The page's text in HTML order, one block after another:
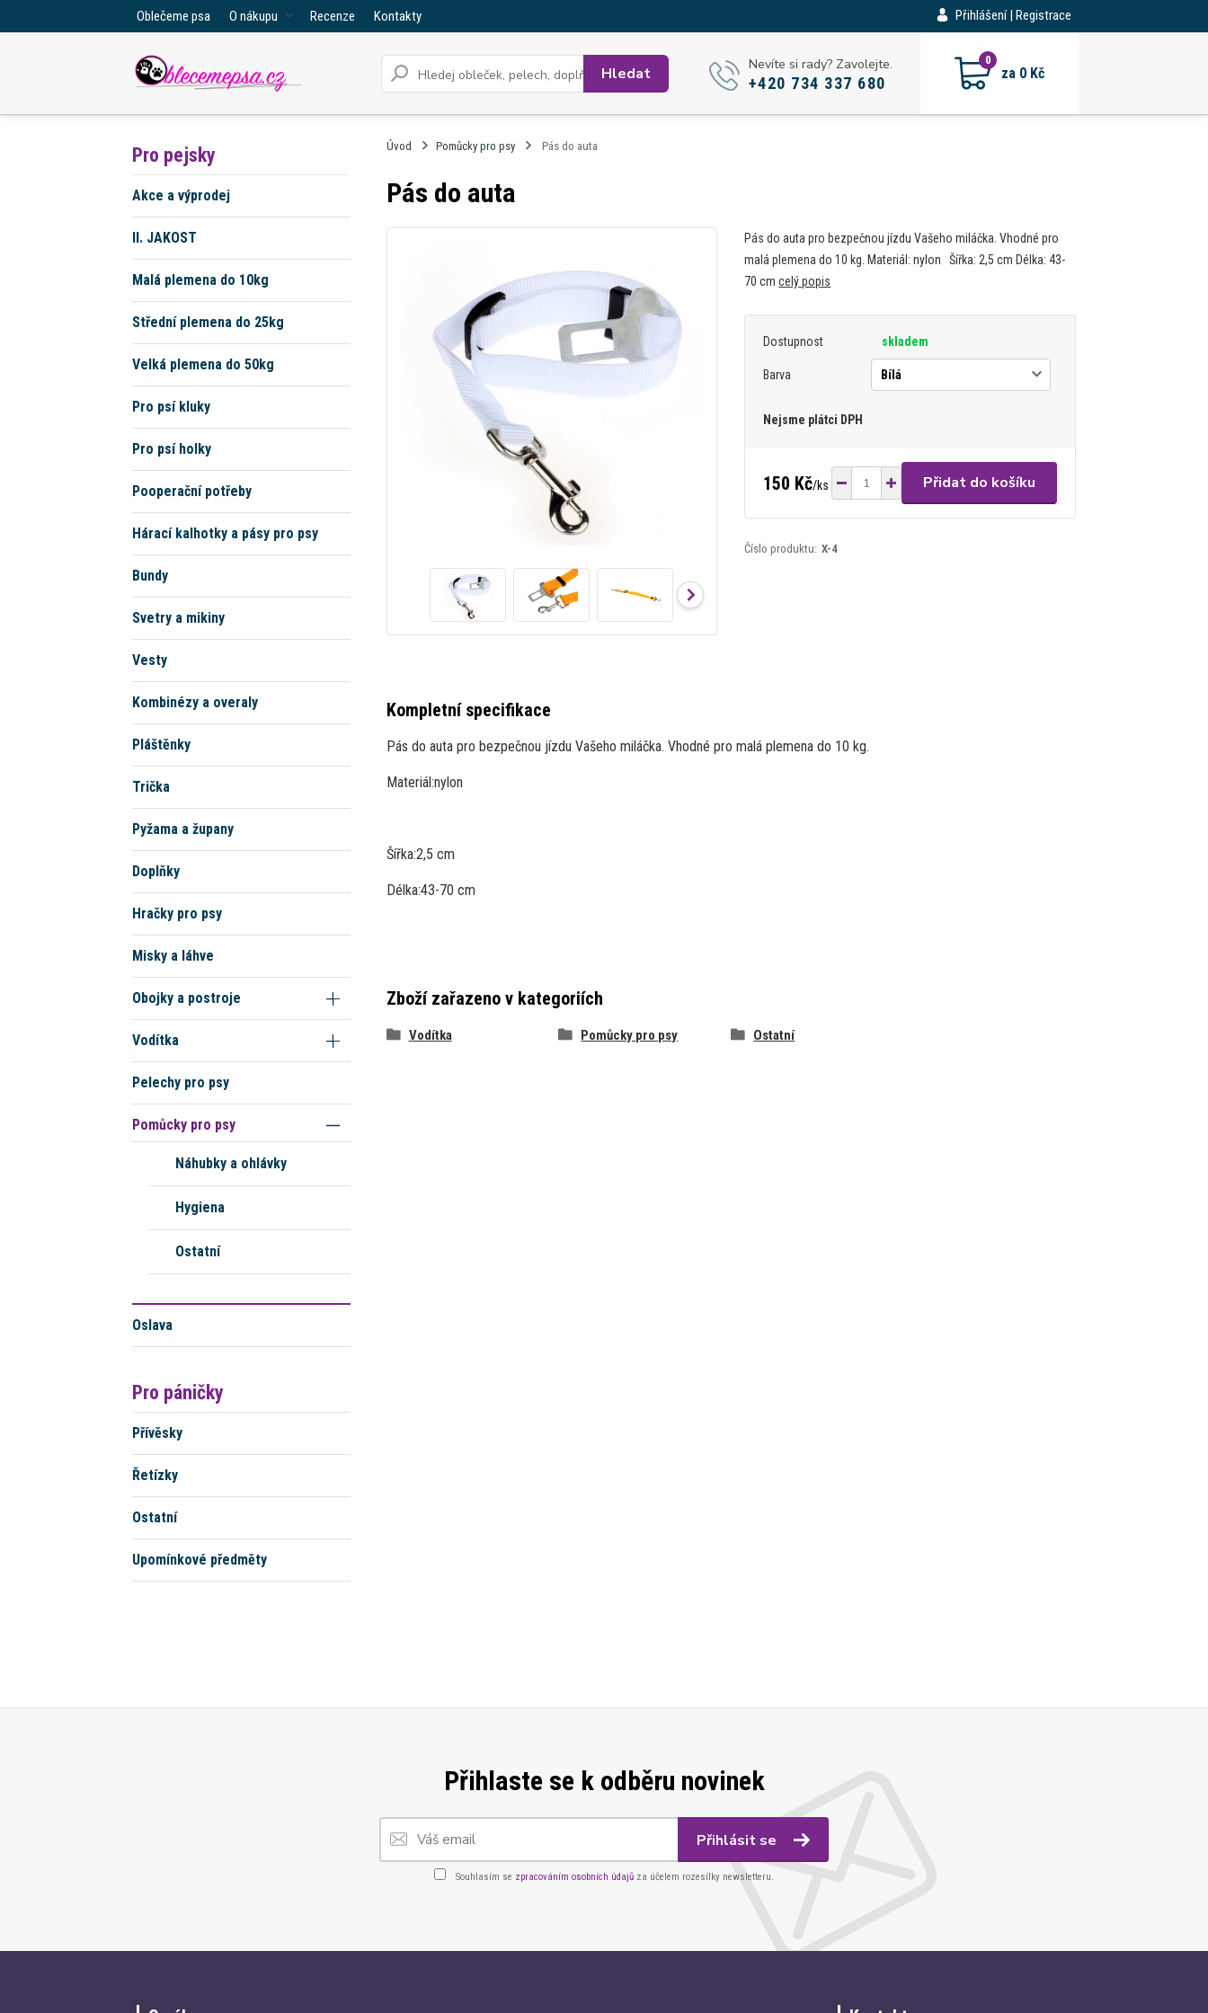
Oblečeme psa O nákupu Recenze Kontakty Přihlášení | Registrace
Hledat Nevíte si rady? Zavolejte.
+420 734 337 680
0
za 0 Kč
Pro pejsky
Akce a výprodej
II. JAKOST
Malá plemena do 10kg
Střední plemena do 25kg
Velká plemena do 50kg
Pro psí kluky
Pro psí holky
Pooperační potřeby
Hárací kalhotky a pásy pro psy
Bundy
Svetry a mikiny
Vesty
Kombinézy a overaly
Pláštěnky
Trička
Pyžama a župany
Doplňky
Hračky pro psy
Misky a láhve
Obojky a postroje
Vodítka
Pelechy pro psy
Pomůcky pro psy
Náhubky a ohlávky
Hygiena
Ostatní
Oslava
Pro páničky
Přívěsky
Řetízky
Ostatní
Upomínkové předměty
Úvod Pomůcky pro psy Pás do auta
Pás do auta
Pás do auta pro bezpečnou jízdu Vašeho miláčka. Vhodné pro
malá plemena do 10 kg. Materiál: nylon Šířka: 2,5 cm Délka: 43-
70 cmcelý popis
Dostupnost skladem
Barva
Nejsme plátci DPH
150 Kč/ks Přidat do košíku
Číslo produktu: X-4
Kompletní specifikace
Pás do auta pro bezpečnou jízdu Vašeho miláčka. Vhodné pro malá plemena do 10 kg.
Materiál:nylon
Šířka:2,5 cm
Délka:43-70 cm
Zboží zařazeno v kategoriích
Vodítka Pomůcky pro psy Ostatní
Přihlaste se k odběru novinek
Přihlásit se
Souhlasím se zpracováním osobních údajů za účelem rozesílky newsletteru.